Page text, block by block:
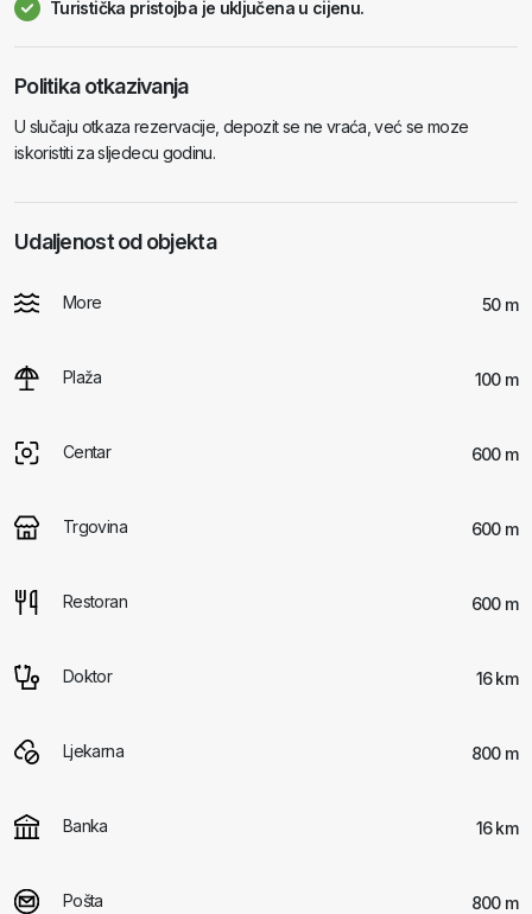
Turistička pristojba je uključena u cijenu.
Politika otkazivanja
U slučaju otkaza rezervacije, depozit se ne vraća, već se moze
iskoristiti za sljedecu godinu.
Udaljenost od objekta
More 50 m
Plaža 100 m
Centar 600 m
Trgovina 600 m
Restoran 600 m
Doktor 16 km
Ljekarna 800 m
Banka 16 km
Pošta 800 m